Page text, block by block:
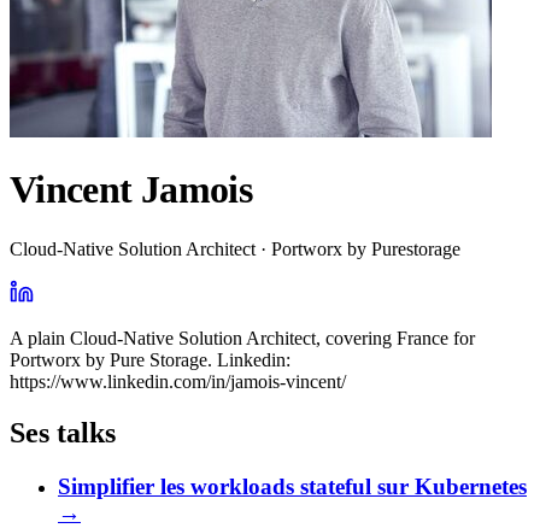
Vincent Jamois
Cloud-Native Solution Architect · Portworx by Purestorage
A plain Cloud-Native Solution Architect, covering France for
Portworx by Pure Storage. Linkedin:
https://www.linkedin.com/in/jamois-vincent/
Ses talks
Simplifier les workloads stateful sur Kubernetes
→